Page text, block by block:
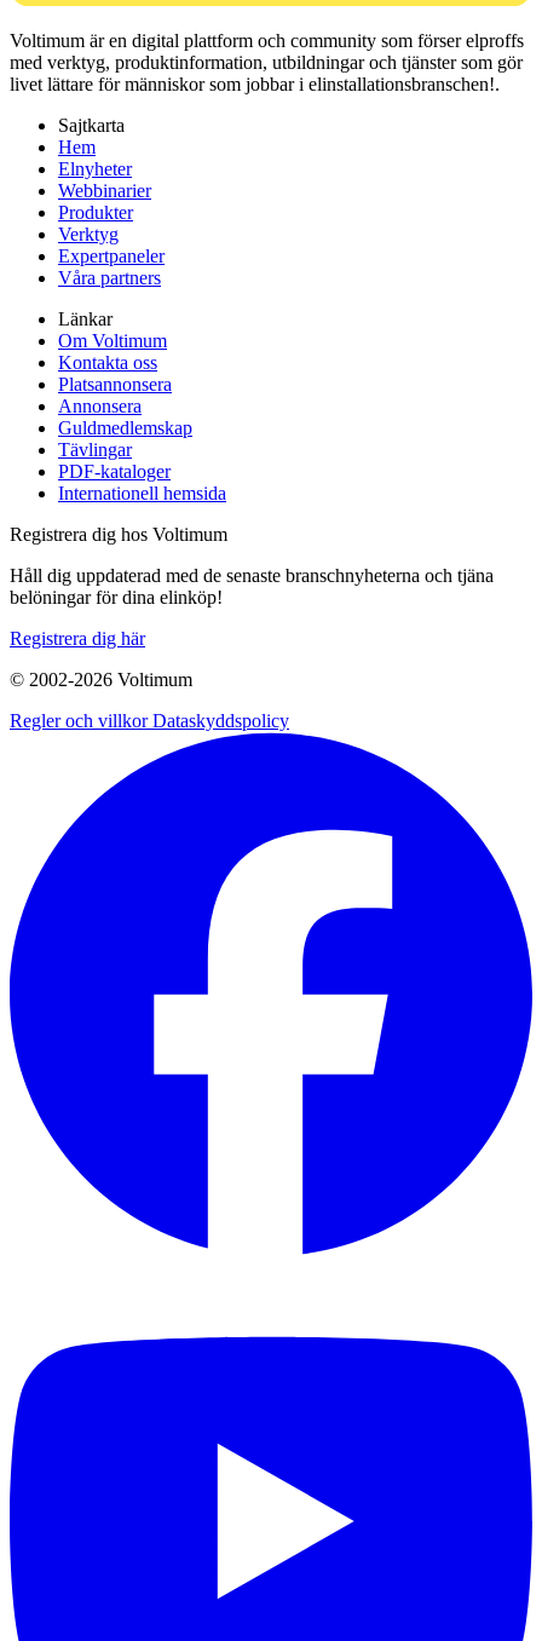
Voltimum är en digital plattform och community som förser elproffs
med verktyg, produktinformation, utbildningar och tjänster som gör
livet lättare för människor som jobbar i elinstallationsbranschen!.
Sajtkarta
Hem
Elnyheter
Webbinarier
Produkter
Verktyg
Expertpaneler
Våra partners
Länkar
Om Voltimum
Kontakta oss
Platsannonsera
Annonsera
Guldmedlemskap
Tävlingar
PDF-kataloger
Internationell hemsida
Registrera dig hos Voltimum
Håll dig uppdaterad med de senaste branschnyheterna och tjäna
belöningar för dina elinköp!
Registrera dig här
© 2002-2026 Voltimum
Regler och villkorDataskyddspolicy